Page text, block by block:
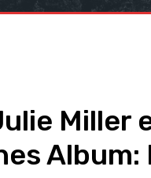
Miller
Album: